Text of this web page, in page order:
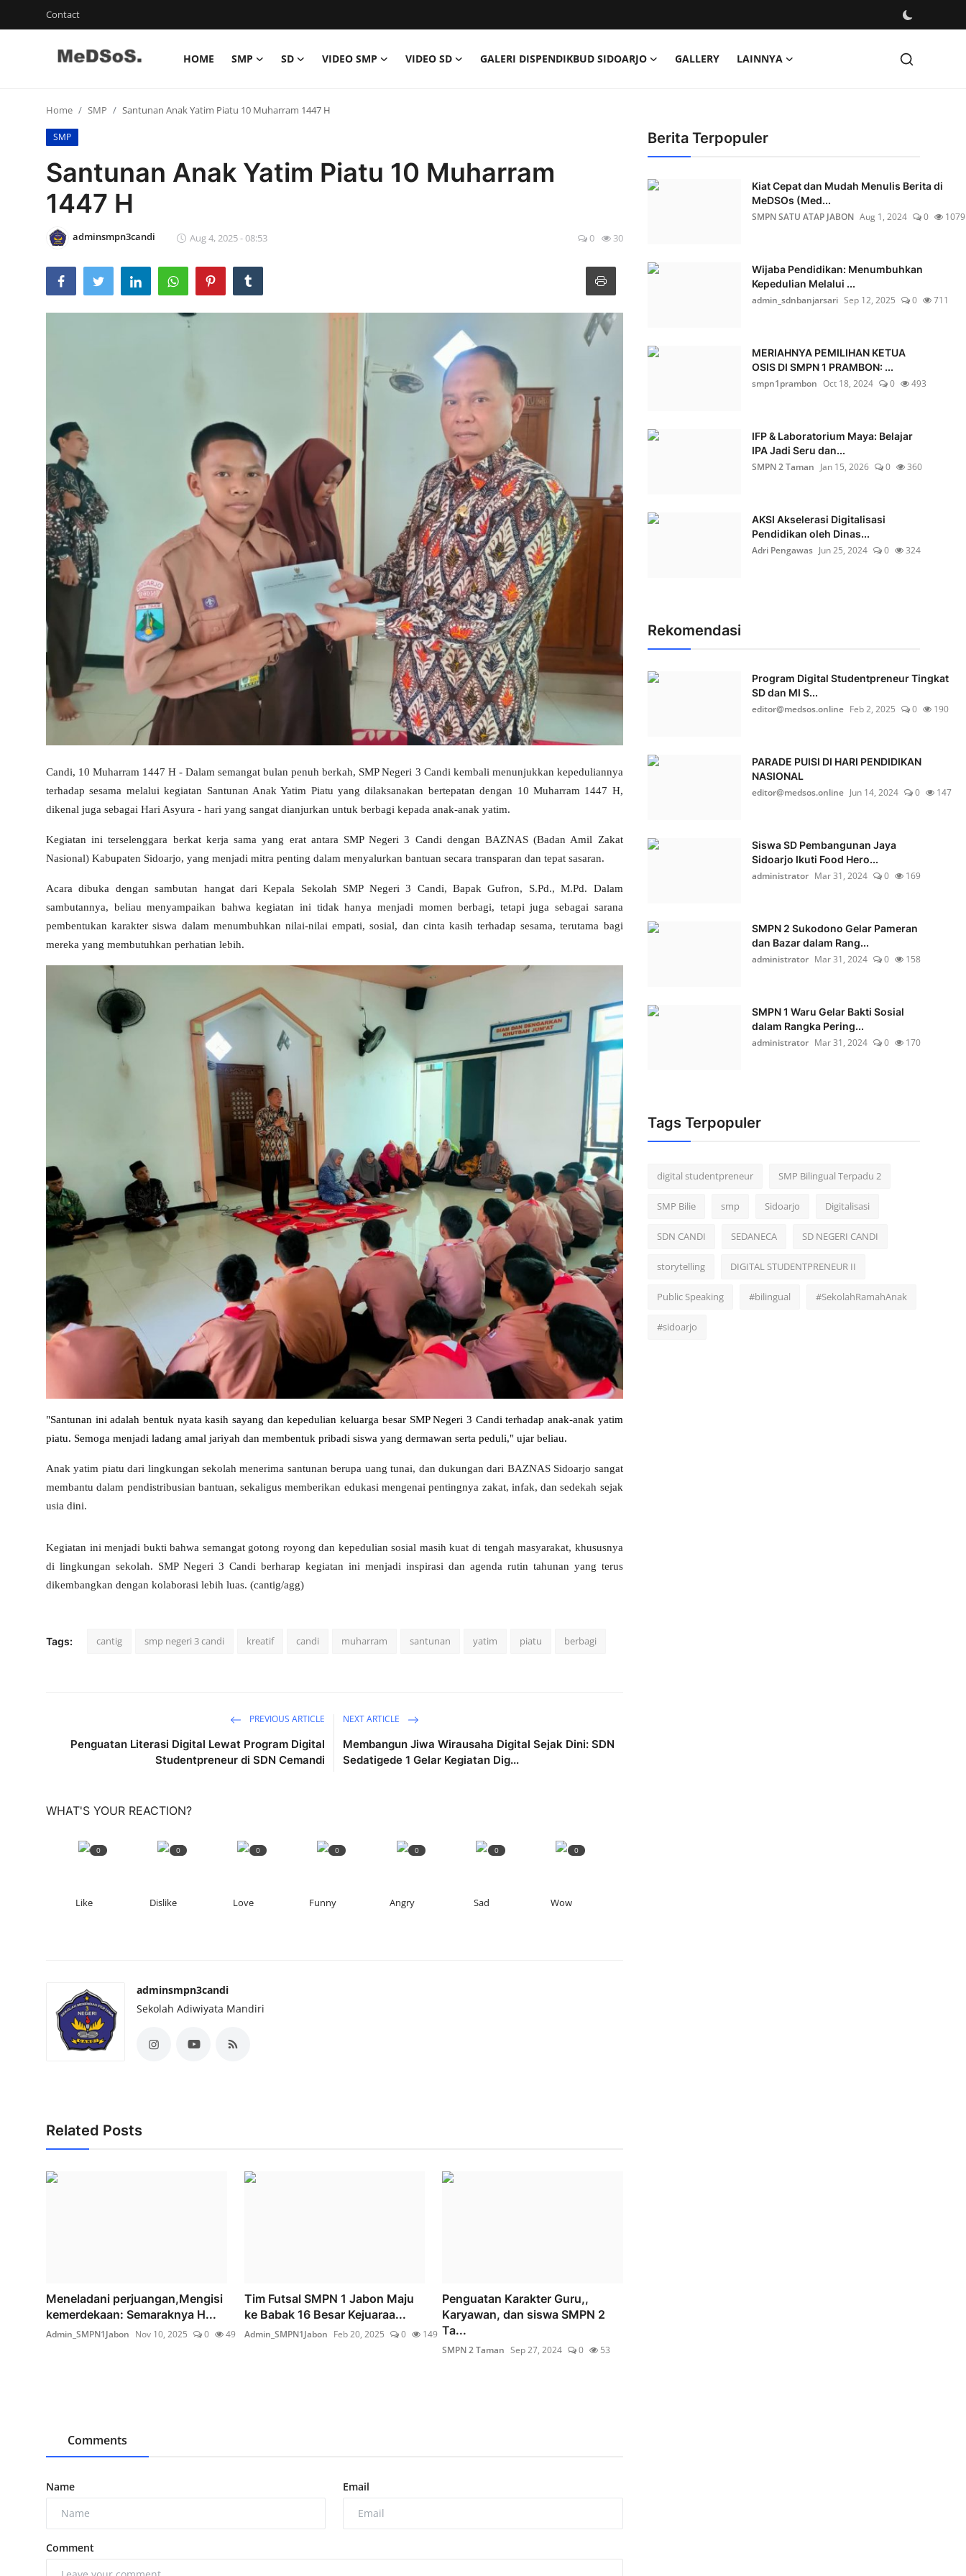
Contact
HOME SMP SD VIDEO SMP VIDEO SD GALERI DISPENDIKBUD SIDOARJO GALLERY LAINNYA
Video SD
Galeri Dispendikbud Sidoarjo
Gallery
Home SMP Santunan Anak Yatim Piatu 10 Muharram 1447 H
SMP
Santunan Anak Yatim Piatu 10 Muharram
1447 H
adminsmpn3candi Aug 4, 2025 - 08:53 0 30
Candi, 10 Muharram 1447 H - Dalam semangat bulan penuh berkah, SMP Negeri 3 Candi kembali menunjukkan kepeduliannya
terhadap sesama melalui kegiatan Santunan Anak Yatim Piatu yang dilaksanakan bertepatan dengan 10 Muharram 1447 H,
dikenal juga sebagai Hari Asyura - hari yang sangat dianjurkan untuk berbagi kepada anak-anak yatim.
Kegiatan ini terselenggara berkat kerja sama yang erat antara SMP Negeri 3 Candi dengan BAZNAS (Badan Amil Zakat
Nasional) Kabupaten Sidoarjo, yang menjadi mitra penting dalam menyalurkan bantuan secara transparan dan tepat sasaran.
Acara dibuka dengan sambutan hangat dari Kepala Sekolah SMP Negeri 3 Candi, Bapak Gufron, S.Pd., M.Pd. Dalam
sambutannya, beliau menyampaikan bahwa kegiatan ini tidak hanya menjadi momen berbagi, tetapi juga sebagai sarana
pembentukan karakter siswa dalam menumbuhkan nilai-nilai empati, sosial, dan cinta kasih terhadap sesama, terutama bagi
mereka yang membutuhkan perhatian lebih.
"Santunan ini adalah bentuk nyata kasih sayang dan kepedulian keluarga besar SMP Negeri 3 Candi terhadap anak-anak yatim
piatu. Semoga menjadi ladang amal jariyah dan membentuk pribadi siswa yang dermawan serta peduli," ujar beliau.
Anak yatim piatu dari lingkungan sekolah menerima santunan berupa uang tunai, dan dukungan dari BAZNAS Sidoarjo sangat
membantu dalam pendistribusian bantuan, sekaligus memberikan edukasi mengenai pentingnya zakat, infak, dan sedekah sejak
usia dini.
Kegiatan ini menjadi bukti bahwa semangat gotong royong dan kepedulian sosial masih kuat di tengah masyarakat, khususnya
di lingkungan sekolah. SMP Negeri 3 Candi berharap kegiatan ini menjadi inspirasi dan agenda rutin tahunan yang terus
dikembangkan dengan kolaborasi lebih luas. (cantig/agg)
Tags: cantig smp negeri 3 candi kreatif candi muharram santunan yatim piatu berbagi
PREVIOUS ARTICLE
Penguatan Literasi Digital Lewat Program Digital
Studentpreneur di SDN Cemandi
NEXT ARTICLE
Membangun Jiwa Wirausaha Digital Sejak Dini: SDN
Sedatigede 1 Gelar Kegiatan Dig...
WHAT'S YOUR REACTION?
0
Like
0
Dislike
0
Love
0
Funny
0
Angry
0
Sad
0
Wow
adminsmpn3candi
Sekolah Adiwiyata Mandiri
Related Posts
Meneladani perjuangan,Mengisi
kemerdekaan: Semaraknya H...
Admin_SMPN1Jabon Nov 10, 2025 0 49
Tim Futsal SMPN 1 Jabon Maju
ke Babak 16 Besar Kejuaraa...
Admin_SMPN1Jabon Feb 20, 2025 0 149
Penguatan Karakter Guru,,
Karyawan, dan siswa SMPN 2
Ta...
SMPN 2 Taman Sep 27, 2024 0 53
Comments
Name Email
Comment
Berita Terpopuler
Kiat Cepat dan Mudah Menulis Berita di
MeDSOs (Med...
SMPN SATU ATAP JABON Aug 1, 2024 0 1079
Wijaba Pendidikan: Menumbuhkan
Kepedulian Melalui ...
admin_sdnbanjarsari Sep 12, 2025 0 711
MERIAHNYA PEMILIHAN KETUA
OSIS DI SMPN 1 PRAMBON: ...
smpn1prambon Oct 18, 2024 0 493
IFP & Laboratorium Maya: Belajar
IPA Jadi Seru dan...
SMPN 2 Taman Jan 15, 2026 0 360
AKSI Akselerasi Digitalisasi
Pendidikan oleh Dinas...
Adri Pengawas Jun 25, 2024 0 324
Rekomendasi
Program Digital Studentpreneur Tingkat
SD dan MI S...
editor@medsos.online Feb 2, 2025 0 190
PARADE PUISI DI HARI PENDIDIKAN
NASIONAL
editor@medsos.online Jun 14, 2024 0 147
Siswa SD Pembangunan Jaya
Sidoarjo Ikuti Food Hero...
administrator Mar 31, 2024 0 169
SMPN 2 Sukodono Gelar Pameran
dan Bazar dalam Rang...
administrator Mar 31, 2024 0 158
SMPN 1 Waru Gelar Bakti Sosial
dalam Rangka Pering...
administrator Mar 31, 2024 0 170
Tags Terpopuler
digital studentpreneur SMP Bilingual Terpadu 2
SMP Bilie smp Sidoarjo Digitalisasi
SDN CANDI SEDANECA SD NEGERI CANDI
storytelling DIGITAL STUDENTPRENEUR II
Public Speaking #bilingual #SekolahRamahAnak
#sidoarjo